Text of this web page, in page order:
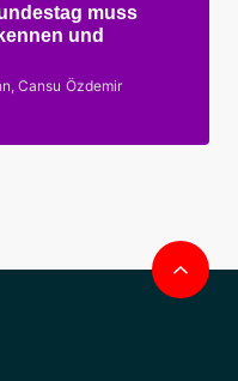
muss
und
Cansu Özdemir